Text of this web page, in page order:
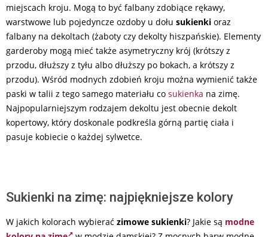
miejscach kroju. Mogą to być falbany zdobiące rękawy,
warstwowe lub pojedyncze ozdoby u dołu sukienki oraz
falbany na dekoltach (żaboty czy dekolty hiszpańskie). Elementy
garderoby mogą mieć także asymetryczny krój (krótszy z
przodu, dłuższy z tyłu albo dłuższy po bokach, a krótszy z
przodu). Wśród modnych zdobień kroju można wymienić także
paski w talii z tego samego materiału co sukienka na zimę.
Najpopularniejszym rodzajem dekoltu jest obecnie dekolt
kopertowy, który doskonale podkreśla górną partię ciała i
pasuje kobiecie o każdej sylwetce.
Sukienki na zimę: najpiękniejsze kolory
W jakich kolorach wybierać zimowe sukienki? Jakie są modne